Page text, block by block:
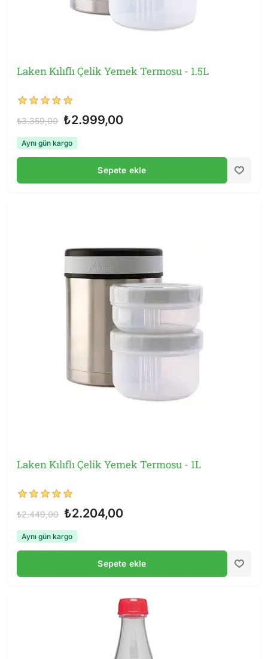
Laken Kılıflı Çelik Yemek Termosu - 1.5L
₺3.359,00 ₺2.999,00
Aynı gün kargo
Sepete ekle
Laken Kılıflı Çelik Yemek Termosu - 1L
₺2.449,00 ₺2.204,00
Aynı gün kargo
Sepete ekle